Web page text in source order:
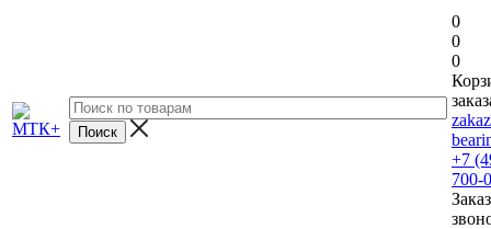
0
0
0
+7
700-